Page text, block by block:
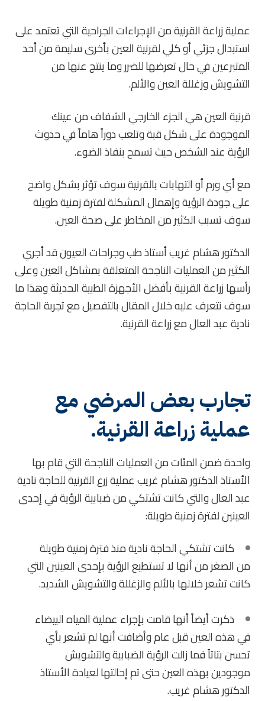
عملية زراعة القرنية من الإجراءات الجراحية التي تعتمد على
استبدال جزئي أو كلي لقرنية العين بأخرى سليمة من أحد
المتبرعين في حال تعرضها للضرر وما ينتج عنها من
التشويش وزغللة العين والألم.
قرنية العين هي الجزء الخارجي الشفاف من عينك
الموجودة على شكل قبة وتلعب دوراً هاماً في حدوث
الرؤية عند الشخص حيث تسمح بنفاذ الضوء.
مع أي ورم أو التهابات بالقرنية سوف تؤثر بشكل واضح
على جودة الرؤية وإهمال المشكلة لفترة زمنية طويلة
سوف تسبب الكثير من المخاطر على صحة العين.
الدكتور هشام غريب أستاذ طب وجراحات العيون قد أجري
الكثير من العمليات الناجحة المتعلقة بمشاكل العين وعلى
رأسها زراعة القرنية بأفضل الأجهزة الطبية الحديثة وهذا ما
سوف نتعرف عليه خلال المقال بالتفصيل مع تجربة الحاجة
نادية عبد العال مع زراعة القرنية.
تجارب بعض المرضي مع
عملية زراعة القرنية.
واحدة ضمن المئات من العمليات الناجحة التي قام بها
الأستاذ الدكتور هشام غريب عملية زرع القرنية للحاجة نادية
عبد العال والتي كانت تشتكي من ضبابية الرؤية في إحدى
العينين لفترة زمنية طويلة:
كانت تشتكي الحاجة نادية منذ فترة زمنية طويلة
من الصغر من أنها لا تستطيع الرؤية بإحدى العينين التي
كانت تشعر خلالها بالألم والزغللة والتشويش الشديد.
ذكرت أيضاً أنها قامت بإجراء عملية المياه البيضاء
في هذه العين قبل عام وأضافت أنها لم تشعر بأي
تحسن بتاتاً فما زالت الرؤية الضبابية والتشويش
موجودين بهذه العين حتى تم إحالتها لعيادة الأستاذ
الدكتور هشام غريب.